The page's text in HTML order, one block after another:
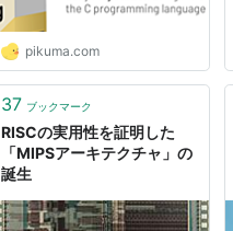
pikuma.com
37 ブックマーク
RISCの実用性を証明した
「MIPSアーキテクチャ」の
誕生